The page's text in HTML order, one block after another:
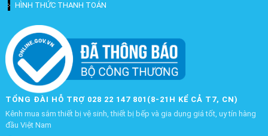
HÌNH THỨC THANH TOÁN
TỔNG ĐÀI HỖ TRỢ 028 22 147 801(8-21H KỂ CẢ T7, CN)
Kênh mua sắm thiết bị vệ sinh, thiết bị bếp và gia dụng giá tốt, uy tín hàng
đầu Việt Nam